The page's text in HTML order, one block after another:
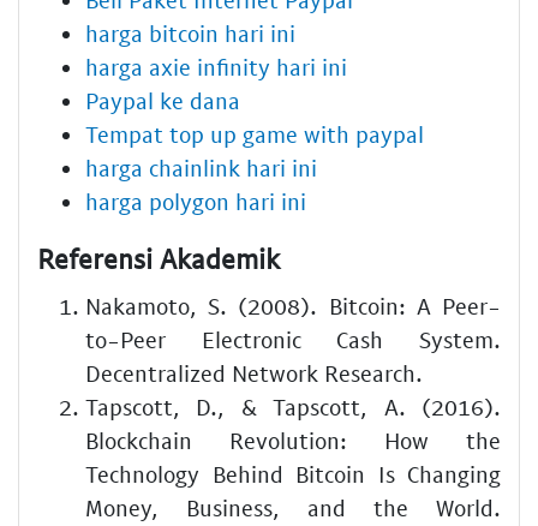
harga bitcoin hari ini
harga axie infinity hari ini
Paypal ke dana
Tempat top up game with paypal
harga chainlink hari ini
harga polygon hari ini
Referensi Akademik
Nakamoto, S. (2008). Bitcoin: A Peer-
to-Peer Electronic Cash System.
Decentralized Network Research.
Tapscott, D., & Tapscott, A. (2016).
Blockchain Revolution: How the
Technology Behind Bitcoin Is Changing
Money, Business, and the World.